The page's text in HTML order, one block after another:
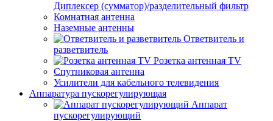
Диплексер (сумматор)/разделительный фильтр
Комнатная антенна
Наземные антенны
Ответвитель и
разветвитель
Розетка антенная TV
Спутниковая антенна
Усилители для кабельного телевидения
Аппаратура пускорегулирующая
Аппарат
пускорегулирующий